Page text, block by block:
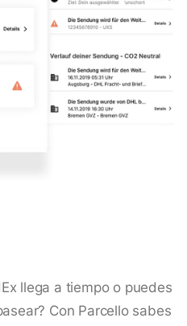
llega a tiempo o puedes
Con Parcello sabes